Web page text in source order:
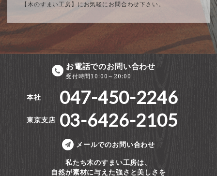
【木のすまい工房】にお気軽にお問合わせ下さい。
お電話でのお問い合わせ
受付時間10:00～20:00
本社 047-450-2246
東京支店 03-6426-2105
メールでのお問い合わせ
私たち木のすまい工房は、
自然が素材に与えた強さと美しさを